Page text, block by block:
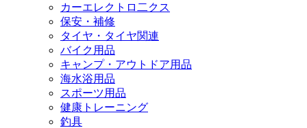
カーエレクトロ二クス
保安・補修
タイヤ・タイヤ関連
バイク用品
キャンプ・アウトドア用品
海水浴用品
スポーツ用品
健康トレーニング
釣具